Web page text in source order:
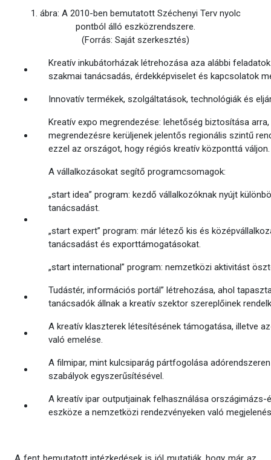
1. ábra: A 2010-ben bemutatott Széchenyi Terv nyolc
pontból álló eszközrendszere.
(Forrás: Saját szerkesztés)
Kreatív inkubátorházak létrehozása aza alábbi
szakmai tanácsadás, érdekképviselet és kapcsolatok
Innovatív termékek, szolgáltatások, technológiák és
Kreatív expo megrendezése: lehetőség biztosítása
megrendezésre kerüljenek jelentős regionális szintű
ezzel az országot, hogy régiós kreatív központtá váljon.
A vállalkozásokat segítő programcsomagok:
„start idea” program: kezdő vállalkozóknak nyújt
tanácsadást.
„start expert” program: már létező kis és
tanácsadást és exporttámogatásokat.
„start international” program: nemzetközi aktivitást
Tudástér, információs portál” létrehozása, ahol
tanácsadók állnak a kreatív szektor szereplőinek
A kreatív klaszterek létesítésének támogatása, illetve
való emelése.
A filmipar, mint kulcsiparág pártfogolása
szabályok egyszerűsítésével.
A kreatív ipar outputjainak felhasználása országimázs-
eszköze a nemzetközi rendezvényeken való